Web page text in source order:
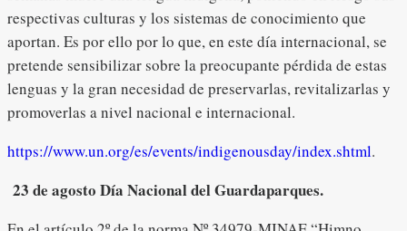
respectivas culturas y los sistemas de conocimiento que
aportan. Es por ello por lo que, en este día internacional, se
pretende sensibilizar sobre la preocupante pérdida de estas
lenguas y la gran necesidad de preservarlas, revitalizarlas y
promoverlas a nivel nacional e internacional.
https://www.un.org/es/events/indigenousday/index.shtml.
23 de agosto Día Nacional del Guardaparques.